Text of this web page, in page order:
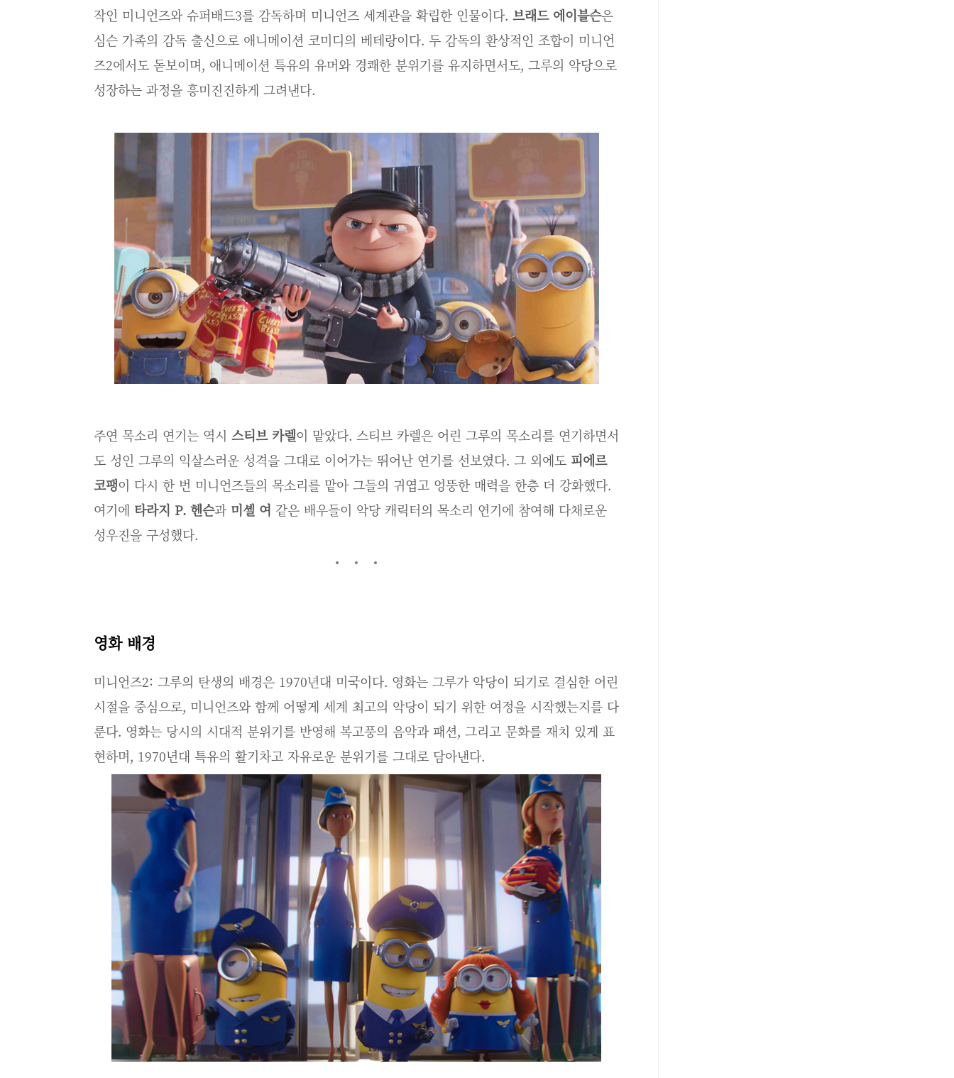
작인 미니언즈와 슈퍼배드3를 감독하며 미니언즈 세계관을 확립한 인물이다. 브래드 에이블슨은
심슨 가족의 감독 출신으로 애니메이션 코미디의 베테랑이다. 두 감독의 환상적인 조합이 미니언
즈2에서도 돋보이며, 애니메이션 특유의 유머와 경쾌한 분위기를 유지하면서도, 그루의 악당으로
성장하는 과정을 흥미진진하게 그려낸다.
주연 목소리 연기는 역시 스티브 카렐이 맡았다. 스티브 카렐은 어린 그루의 목소리를 연기하면서
도 성인 그루의 익살스러운 성격을 그대로 이어가는 뛰어난 연기를 선보였다. 그 외에도 피에르
코팽이 다시 한 번 미니언즈들의 목소리를 맡아 그들의 귀엽고 엉뚱한 매력을 한층 더 강화했다.
여기에 타라지 P. 헨슨과 미셸 여 같은 배우들이 악당 캐릭터의 목소리 연기에 참여해 다채로운
성우진을 구성했다.
영화 배경
미니언즈2: 그루의 탄생의 배경은 1970년대 미국이다. 영화는 그루가 악당이 되기로 결심한 어린
시절을 중심으로, 미니언즈와 함께 어떻게 세계 최고의 악당이 되기 위한 여정을 시작했는지를 다
룬다. 영화는 당시의 시대적 분위기를 반영해 복고풍의 음악과 패션, 그리고 문화를 재치 있게 표
현하며, 1970년대 특유의 활기차고 자유로운 분위기를 그대로 담아낸다.